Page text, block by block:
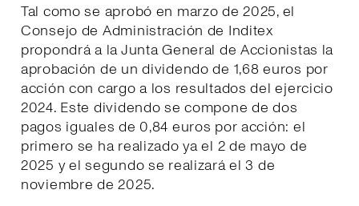
Tal como se aprobó en marzo de 2025, el
Consejo de Administración de Inditex
propondrá a la Junta General de Accionistas la
aprobación de un dividendo de 1,68 euros por
acción con cargo a los resultados del ejercicio
2024. Este dividendo se compone de dos
pagos iguales de 0,84 euros por acción: el
primero se ha realizado ya el 2 de mayo de
2025 y el segundo se realizará el 3 de
noviembre de 2025.